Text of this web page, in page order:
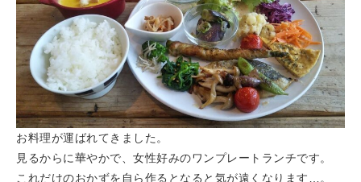
お料理が運ばれてきました。
見るからに華やかで、女性好みのワンプレートランチです。
これだけのおかずを自ら作るとなると気が遠くなります…。